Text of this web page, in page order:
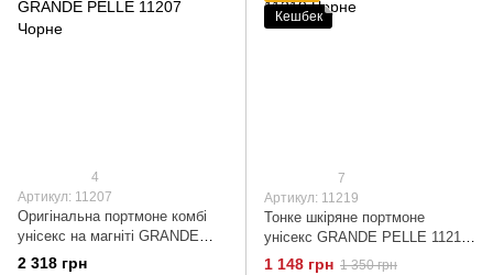
4
Артикул: 11207
Оригінальна портмоне комбі
унісекс на магніті GRANDE
PELLE 11207 Чорне
2 318 грн
Кешбек
7
Артикул: 11219
Тонке шкіряне портмоне
унісекс GRANDE PELLE 11219
Чорне
1 148 грн 1 350 грн